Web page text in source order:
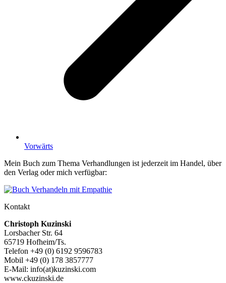
Vorwärts
Mein Buch zum Thema Verhandlungen ist jederzeit im Handel, über
den Verlag oder mich verfügbar:
Kontakt
Christoph Kuzinski
Lorsbacher Str. 64
65719 Hofheim/Ts.
Telefon +49 (0) 6192 9596783
Mobil +49 (0) 178 3857777
E-Mail: info(at)kuzinski.com
www.ckuzinski.de